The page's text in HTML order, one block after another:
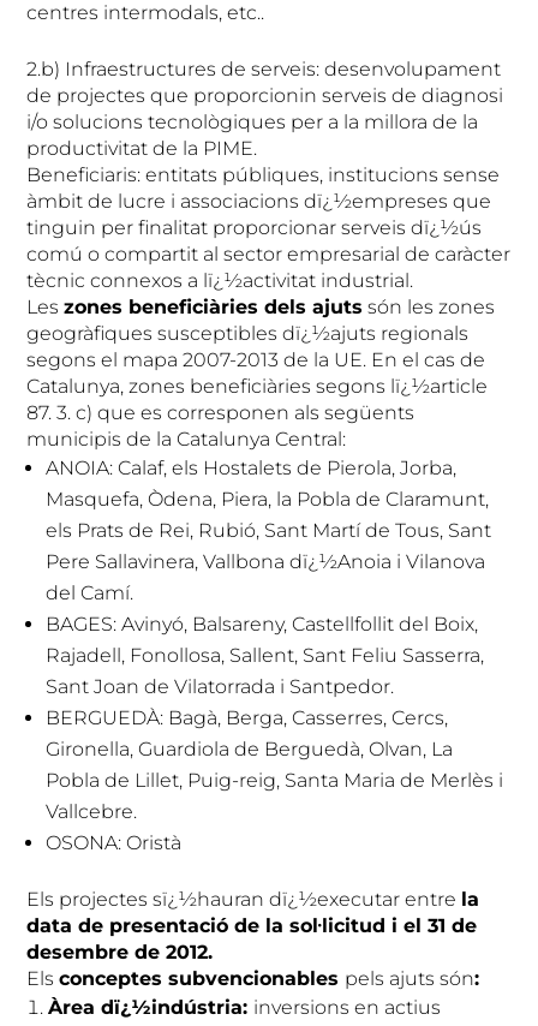
centres intermodals, etc..
2.b) Infraestructures de serveis: desenvolupament
de projectes que proporcionin serveis de diagnosi
i/o solucions tecnològiques per a la millora de la
productivitat de la PIME.
Beneficiaris: entitats públiques, institucions sense
àmbit de lucre i associacions dï¿½empreses que
tinguin per finalitat proporcionar serveis dï¿½ús
comú o compartit al sector empresarial de caràcter
tècnic connexos a lï¿½activitat industrial.
Leszones beneficiàries dels ajuts són les zones
geogràfiques susceptibles dï¿½ajuts regionals
segons el mapa 2007-2013 de la UE. En el cas de
Catalunya, zones beneficiàries segons lï¿½article
87. 3. c) que es corresponen als següents
municipis de la Catalunya Central:
ANOIA: Calaf, els Hostalets de Pierola, Jorba,
Masquefa, Òdena, Piera, la Pobla de Claramunt,
els Prats de Rei, Rubió, Sant Martí de Tous, Sant
Pere Sallavinera, Vallbona dï¿½Anoia i Vilanova
del Camí.
BAGES: Avinyó, Balsareny, Castellfollit del Boix,
Rajadell, Fonollosa, Sallent, Sant Feliu Sasserra,
Sant Joan de Vilatorrada i Santpedor.
BERGUEDÀ: Bagà, Berga, Casserres, Cercs,
Gironella, Guardiola de Berguedà, Olvan, La
Pobla de Lillet, Puig-reig, Santa Maria de Merlès i
Vallcebre.
OSONA: Oristà
Els projectes sï¿½hauran dï¿½executar entre la
data de presentació de la sol·licitud i el 31 de
desembre de 2012.
Elsconceptes subvencionables pels ajuts són:
Àrea dï¿½indústria: inversions en actius